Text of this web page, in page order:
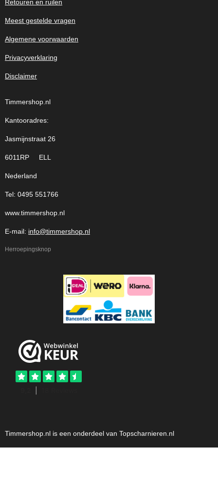
Retouren en ruilen
Meest gestelde vragen
Algemene voorwaarden
Privacyverklaring
Disclaimer
Timmershop.nl
Kantooradres:
Jasmijnstraat 26
6011RP ELL
Nederland
Tel: 0495 551766
www.timmershop.nl
E-mail: info@timmershop.nl
Herroepingsknop
Timmershop.nl is een onderdeel van Topscharnieren.nl